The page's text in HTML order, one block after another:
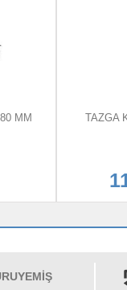
MM
TAZGA